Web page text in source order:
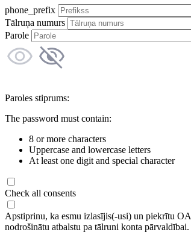
phone_prefix
Tālruņa numurs
Parole
Paroles stiprums:
The password must contain:
8 or more characters
Uppercase and lowercase letters
At least one digit and special character
Check all consents
Apstiprinu, ka esmu izlasījis(-usi) un piekrītu
nodrošinātu atbalstu pa tālruni konta